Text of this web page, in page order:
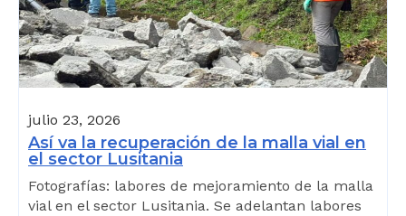
julio 23, 2026
Así va la recuperación de la malla vial en
el sector Lusitania
Fotografías: labores de mejoramiento de la malla
vial en el sector Lusitania. Se adelantan labores